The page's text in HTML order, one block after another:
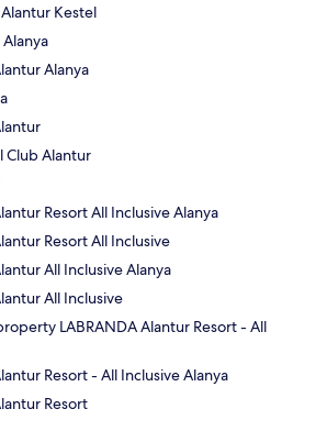
Kestel
Alanya
Club Alantur
Resort All Inclusive Alanya
Resort All Inclusive
All Inclusive Alanya
All Inclusive
LABRANDA Alantur Resort - All
Resort - All Inclusive Alanya
Resort